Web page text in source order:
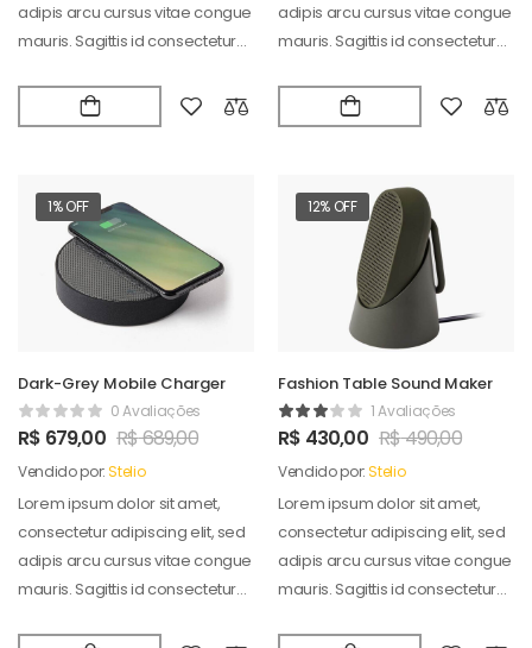
adipis arcu cursus vitae congue
mauris. Sagittis id consectetur
adipis arcu cursus vitae congue
mauris. Sagittis id consectetur
1% OFF
Dark-Grey Mobile Charger
0 Avaliações
R$ 679,00 R$689,00
Vendido por:Stelio
Lorem ipsum dolor sit amet,
consectetur adipiscing elit, sed
adipis arcu cursus vitae congue
mauris. Sagittis id consectetur
12% OFF
Fashion Table Sound Maker
1 Avaliações
R$ 430,00 R$490,00
Vendido por:Stelio
Lorem ipsum dolor sit amet,
consectetur adipiscing elit, sed
adipis arcu cursus vitae congue
mauris. Sagittis id consectetur